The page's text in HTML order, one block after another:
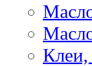
Клеи,